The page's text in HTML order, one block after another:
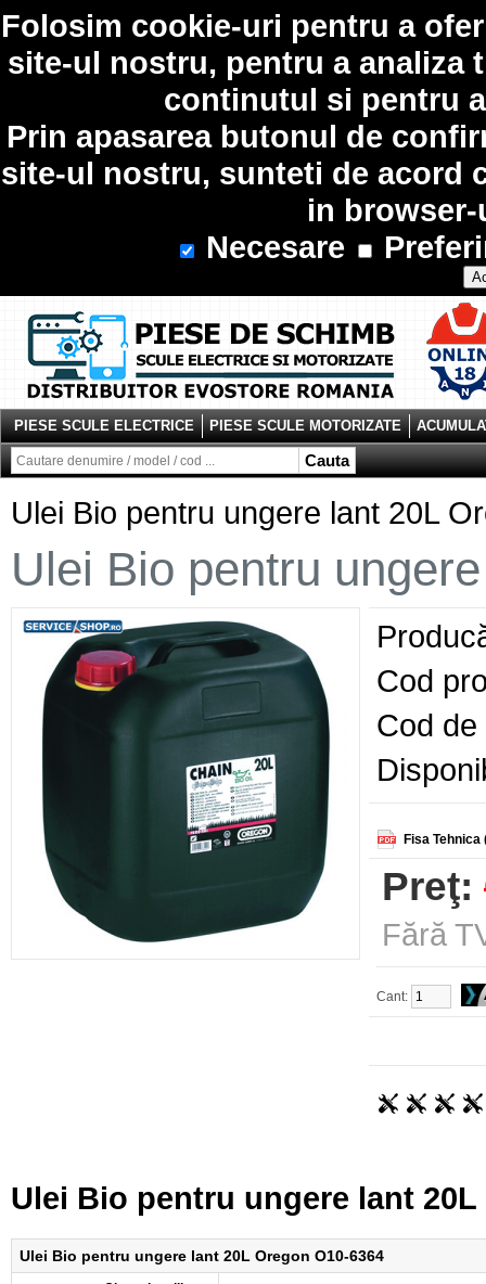
Folosim cookie-uri pentru a
site-ul nostru, pentru a analiza
continutul si pentru
Prin apasarea butonul de
site-ul nostru, sunteti de acord
in
Necesare
Cauta
PIESE SCULE ELECTRICE PIESE SCULE MOTORIZATE
Ulei Bio pentru ungere lant 20L
Ulei Bio pentru
Cod
Cod
Fisa Tehnica
Preţ:
Fără
Cant:
Ulei Bio pentru ungere lant 20L
Ulei Bio pentru ungere lant 20L Oregon O10-6364